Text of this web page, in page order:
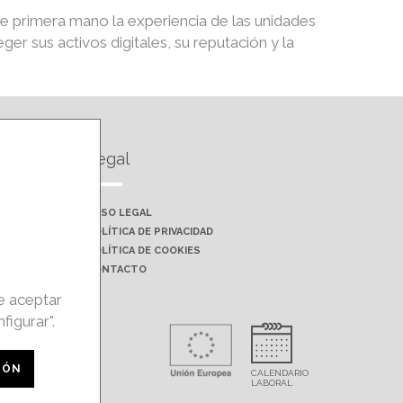
primera mano la experiencia de las unidades
sus activos digitales, su reputación y la
Legal
AVISO LEGAL
POLÍTICA DE PRIVACIDAD
POLÍTICA DE COOKIES
CONTACTO
la
aceptar